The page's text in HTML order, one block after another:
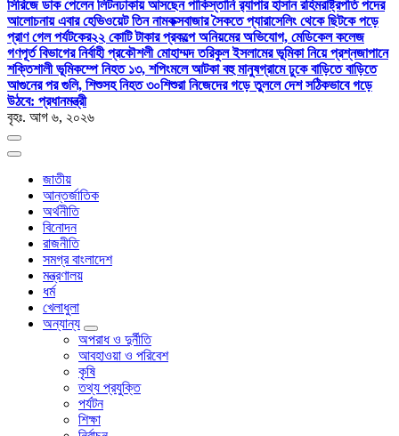
সিরিজে ডাক পেলেন লিটনঢাকায় আসছেন পাকিস্তানি র‍্যাপার হাসান রহিমরাষ্ট্রপতি পদের
আলোচনায় এবার হেভিওয়েট তিন নামকক্সবাজার সৈকতে প্যারাসেলিং থেকে ছিটকে পড়ে
প্রাণ গেল পর্যটকের২২ কোটি টাকার প্রকল্পে অনিয়মের অভিযোগ, মেডিকেল কলেজ
গণপূর্ত বিভাগের নির্বাহী প্রকৌশলী মোহাম্মদ তরিকুল ইসলামের ভূমিকা নিয়ে প্রশ্নজাপানে
শক্তিশালী ভূমিকম্পে নিহত ১৩, শপিংমলে আটকা বহু মানুষগ্রামে ঢুকে বাড়িতে বাড়িতে
আগুনের পর গুলি, শিশুসহ নিহত ৩০শিশুরা নিজেদের গড়ে তুললে দেশ সঠিকভাবে গড়ে
উঠবে: প্রধানমন্ত্রী
বৃহঃ. আগ ৬, ২০২৬
জাতীয়
আন্তর্জাতিক
অর্থনীতি
বিনোদন
রাজনীতি
সমগ্র বাংলাদেশ
মন্ত্রণালয়
ধর্ম
খেলাধুলা
অন্যান্য
অপরাধ ও দুর্নীতি
আবহাওয়া ও পরিবেশ
কৃষি
তথ্য প্রযুক্তি
পর্যটন
শিক্ষা